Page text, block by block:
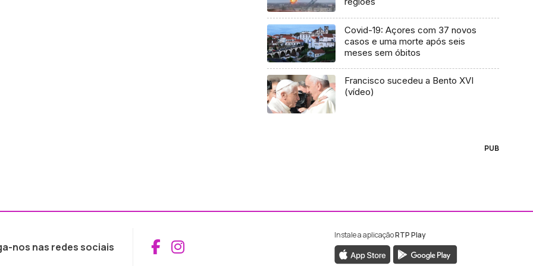
Covid-19: Açores com 37 novos
casos e uma morte após seis
meses sem óbitos
Francisco sucedeu a Bento XVI
(vídeo)
PUB
nos nas redes sociais Aceder ao Facebook da RTP Madeira
Aceder ao Instagram da RTP Madeira
Instale a aplicaçãoRTP Play